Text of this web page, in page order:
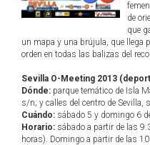
de
que
un mapa y una brújula, que llega
orden en todas las balizas del
Sevilla O-Meeting 2013
Dónde: parque temático de Isla
s/n; y calles del centro de Sevilla,
Cuándo: sábado 5 y domingo 6
Horario: sábado a partir de las
horas). Domingo a partir de las